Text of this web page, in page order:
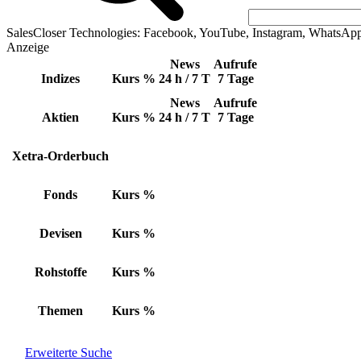
SalesCloser Technologies: Facebook, YouTube, Instagram,
Anzeige
Indizes Kurs %
News
24 h / 7 T
Aufrufe
7 Tage
Aktien Kurs %
News
24 h / 7 T
Aufrufe
7 Tage
Xetra-Orderbuch
Fonds Kurs %
Devisen Kurs %
Rohstoffe Kurs %
Themen Kurs %
Erweiterte Suche